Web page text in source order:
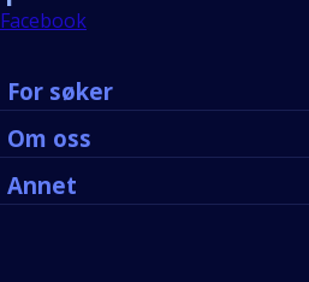
Facebook
For søker
Om oss
Annet